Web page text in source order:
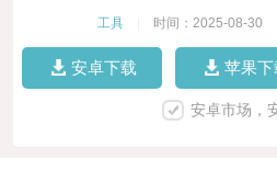
工具 时间：2025-08-30
安卓下载 苹果下
安卓市场，